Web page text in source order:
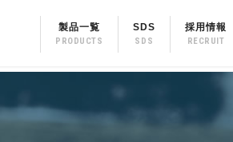
製品一覧 SDS 採用情報